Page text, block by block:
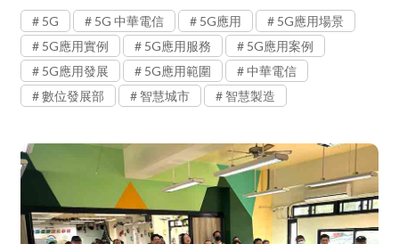
5G 5G 中華電信 5G應用
5G應用場景
5G應用實例
5G應用服務
5G應用案例
5G應用發展
5G應用範圍
中華電信
數位發展部
智慧城市 智慧製造